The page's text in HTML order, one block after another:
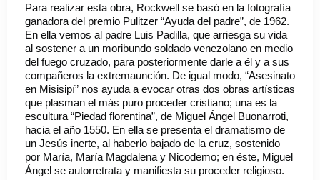
Para realizar esta obra, Rockwell se basó en la fotografía
ganadora del premio Pulitzer “Ayuda del padre”, de 1962.
En ella vemos al padre Luis Padilla, que arriesga su vida
al sostener a un moribundo soldado venezolano en medio
del fuego cruzado, para posteriormente darle a él y a sus
compañeros la extremaunción. De igual modo, “Asesinato
en Misisipí” nos ayuda a evocar otras dos obras artísticas
que plasman el más puro proceder cristiano; una es la
escultura “Piedad florentina”, de Miguel Ángel Buonarroti,
hacia el año 1550. En ella se presenta el dramatismo de
un Jesús inerte, al haberlo bajado de la cruz, sostenido
por María, María Magdalena y Nicodemo; en éste, Miguel
Ángel se autorretrata y manifiesta su proceder religioso.